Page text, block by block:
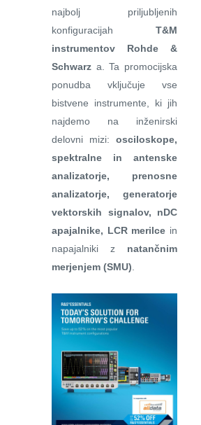
najbolj priljubljenih
konfiguracijah T&M
instrumentov Rohde &
Schwarz a. Ta promocijska
ponudba vključuje vse
bistvene instrumente, ki jih
najdemo na inženirski
delovni mizi: osciloskope,
spektralne in antenske
analizatorje, prenosne
analizatorje, generatorje
vektorskih signalov, nDC
apajalnike, LCR merilce in
napajalniki z natančnim
merjenjem (SMU)